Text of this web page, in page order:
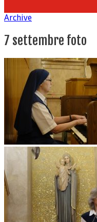
Archive
7 settembre foto